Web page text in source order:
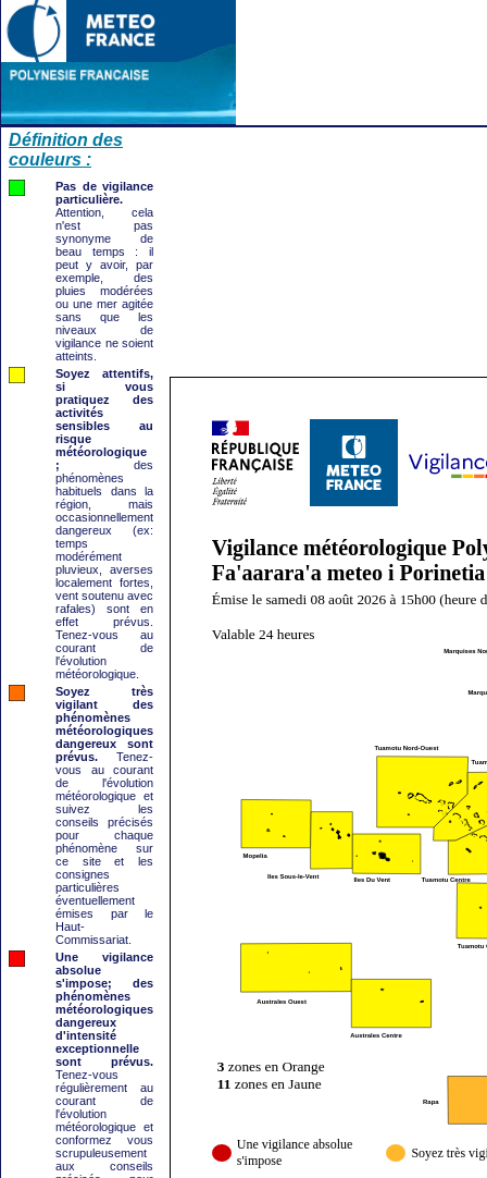
Définition des
couleurs :
Pas de vigilance
particulière.
Attention, cela
n'est pas
synonyme de
beau temps : il
peut y avoir, par
exemple, des
pluies modérées
ou une mer agitée
sans que les
niveaux de
vigilance ne soient
atteints.
Soyez attentifs,
si vous
pratiquez des
activités
sensibles au
risque
météorologique
; des
phénomènes
habituels dans la
région, mais
occasionnellement
dangereux (ex:
temps
modérément
pluvieux, averses
localement fortes,
vent soutenu avec
rafales) sont en
effet prévus.
Tenez-vous au
courant de
l'évolution
météorologique.
Soyez très
vigilant des
phénomènes
météorologiques
dangereux sont
prévus. Tenez-
vous au courant
de l'évolution
météorologique et
suivez les
conseils précisés
pour chaque
phénomène sur
ce site et les
consignes
particulières
éventuellement
émises par le
Haut-
Commissariat.
Une vigilance
absolue
s'impose; des
phénomènes
météorologiques
dangereux
d'intensité
exceptionnelle
sont prévus.
Tenez-vous
régulièrement au
courant de
l'évolution
météorologique et
conformez vous
scrupuleusement
aux conseils